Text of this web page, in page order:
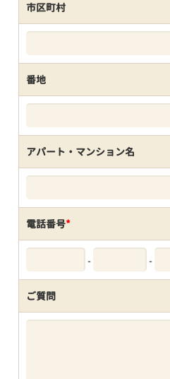
市区町村
番地
アパート・マンション名
電話番号*
- -
ご質問